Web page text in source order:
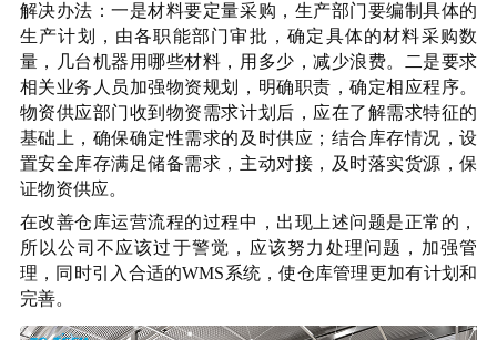
解决办法：一是材料要定量采购，生产部门要编制具体的
生产计划，由各职能部门审批，确定具体的材料采购数
量，几台机器用哪些材料，用多少，减少浪费。二是要求
相关业务人员加强物资规划，明确职责，确定相应程序。
物资供应部门收到物资需求计划后，应在了解需求特征的
基础上，确保确定性需求的及时供应；结合库存情况，设
置安全库存满足储备需求，主动对接，及时落实货源，保
证物资供应。
在改善仓库运营流程的过程中，出现上述问题是正常的，
所以公司不应该过于警觉，应该努力处理问题，加强管
理，同时引入合适的WMS系统，使仓库管理更加有计划和
完善。